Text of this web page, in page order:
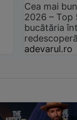
Cea mai
2026 –
bucătăria
adevarul.ro